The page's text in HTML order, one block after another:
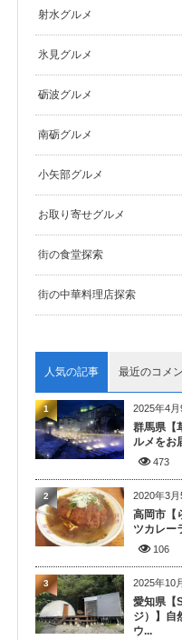
射水グルメ
氷見グルメ
砺波グルメ
南砺グルメ
小矢部グルメ
お取り寄せグルメ
街の食堂探索
街の中華料理店探索
人気の記事 最近のコメ
2025年4月
群馬県【
ルメをお
473
1
2020年3月
高岡市【
ツカレー
106
2
2025年10
愛知県【
ジ）】自
ウ...
3